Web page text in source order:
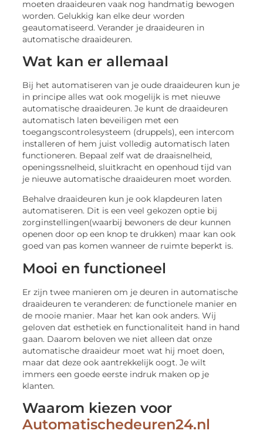
moeten draaideuren vaak nog handmatig bewogen
worden. Gelukkig kan elke deur worden
geautomatiseerd. Verander je draaideuren in
automatische draaideuren.
Wat kan er allemaal
Bij het automatiseren van je oude draaideuren kun je
in principe alles wat ook mogelijk is met nieuwe
automatische draaideuren. Je kunt de draaideuren
automatisch laten beveiligen met een
toegangscontrolesysteem (druppels), een intercom
installeren of hem juist volledig automatisch laten
functioneren. Bepaal zelf wat de draaisnelheid,
openingssnelheid, sluitkracht en openhoud tijd van
je nieuwe automatische draaideuren moet worden.
Behalve draaideuren kun je ook klapdeuren laten
automatiseren. Dit is een veel gekozen optie bij
zorginstellingen(waarbij bewoners de deur kunnen
openen door op een knop te drukken) maar kan ook
goed van pas komen wanneer de ruimte beperkt is.
Mooi en functioneel
Er zijn twee manieren om je deuren in automatische
draaideuren te veranderen: de functionele manier en
de mooie manier. Maar het kan ook anders. Wij
geloven dat esthetiek en functionaliteit hand in hand
gaan. Daarom beloven we niet alleen dat onze
automatische draaideur moet wat hij moet doen,
maar dat deze ook aantrekkelijk oogt. Je wilt
immers een goede eerste indruk maken op je
klanten.
Waarom kiezen voor
Automatischedeuren24.nl